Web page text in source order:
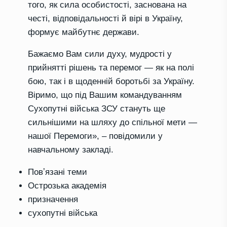
того, як сила особистості, заснована на
честі, відповідальності й вірі в Україну,
формує майбутнє держави.
Бажаємо Вам сили духу, мудрості у
прийнятті рішень та перемог — як на полі
бою, так і в щоденній боротьбі за Україну.
Віримо, що під Вашим командуванням
Сухопутні війська ЗСУ стануть ще
сильнішими на шляху до спільної мети —
нашої Перемоги», – повідомили у
навчальному закладі.
Повʼязані теми
Острозька академія
призначення
сухопутні війська